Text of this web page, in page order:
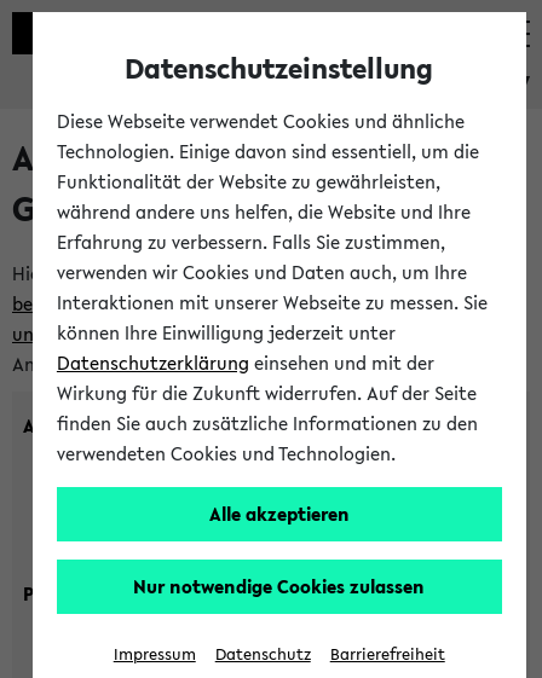
eKVV
Anlegen eines neuen
Gastzugangs
Hier können Sie einen neuen Gastzugang anlegen.Bitte
beachten Sie die Einschränkungen, denen Gastzugänge
unterworfen sind. Tragen Sie den gewünschten
Anmeldenamen und Ihr Passwort ein:
Anmeldename
(3 bis 20 Zeichen, nur Buchstaben A-Z und Ziffern 0-9,
Gross-/Kleinschreibung ist signifikant!)
Passwort
Datenschutzeinstellung
Diese Webseite verwendet Cookies und ähnliche
Technologien. Einige davon sind essentiell, um die
Funktionalität der Website zu gewährleisten,
während andere uns helfen, die Website und Ihre
Erfahrung zu verbessern. Falls Sie zustimmen,
verwenden wir Cookies und Daten auch, um Ihre
Interaktionen mit unserer Webseite zu messen. Sie
können Ihre Einwilligung jederzeit unter
Datenschutzerklärung einsehen und mit der
Wirkung für die Zukunft widerrufen. Auf der Seite
finden Sie auch zusätzliche Informationen zu den
verwendeten Cookies und Technologien.
Alle akzeptieren
Nur notwendige Cookies zulassen
Impressum Datenschutz Barrierefreiheit